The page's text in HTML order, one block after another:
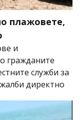
плажовете,
и
гражданите
служби за
директно